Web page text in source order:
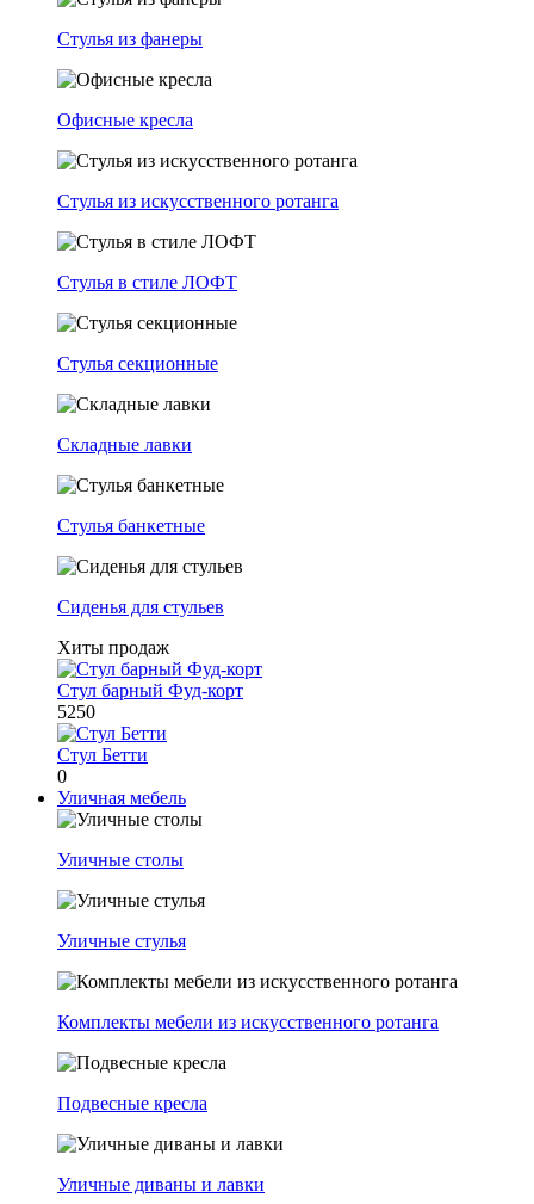
Стулья из фанеры
Офисные кресла
Стулья из искусственного ротанга
Стулья в стиле ЛОФТ
Стулья секционные
Складные лавки
Стулья банкетные
Сиденья для стульев
Хиты продаж
Стул барный Фуд-корт
5250
Стул Бетти
0
Уличная мебель
Уличные столы
Уличные стулья
Комплекты мебели из искусственного ротанга
Подвесные кресла
Уличные диваны и лавки